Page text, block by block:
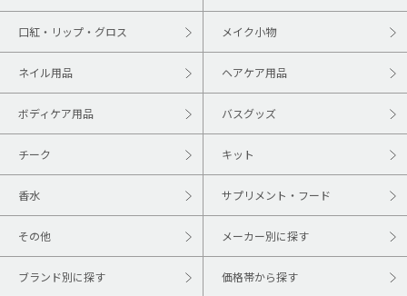
口紅・リップ・グロス メイク小物
ネイル用品 ヘアケア用品
ボディケア用品 バスグッズ
チーク キット
香水 サプリメント・フード
その他 メーカー別に探す
ブランド別に探す 価格帯から探す